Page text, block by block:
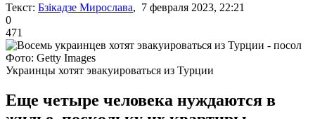
Текст: Бзікадзе Мирослава, 7 февраля 2023, 22:21
0
471
Фото: Getty Images
Украинцы хотят эвакуироваться из Турции
Еще четыре человека нуждаются в